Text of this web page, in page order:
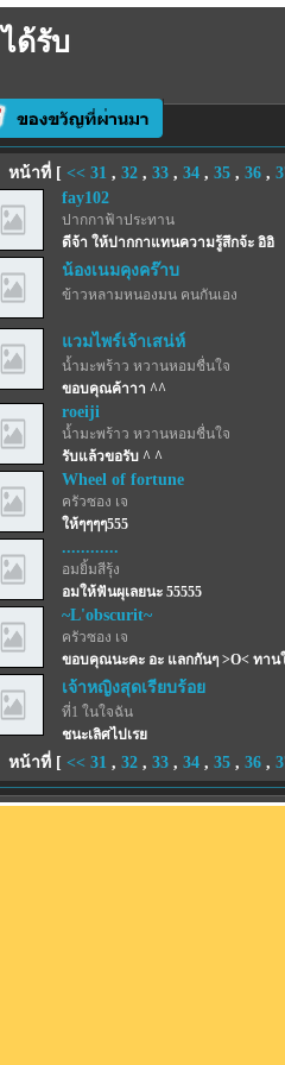
ได้รับ
หน้าที่ [ << 31 , 32, 33, 34, 35, 36,
fay102
ปากกาฟ้าประทาน
ดีจ้า ให้ปากกาแทนความรู้สึกจ้ะ อิอิ
น้องเนมคุงคร๊าบ
ข้าวหลามหนองมน คนกันเอง
แวมไพร์เจ้าเสน่ห์
น้ำมะพร้าว หวานหอมชื่นใจ
ขอบคุณค้าาา ^^
roeiji
น้ำมะพร้าว หวานหอมชื่นใจ
รับแล้วขอรับ ^ ^
Wheel of fortune
ครัวซอง เจ
ให้ๆๆๆๆ555
............
อมยิ้มสีรุ้ง
อมให้ฟันผุเลยนะ 55555
~L'obscurit~
ครัวซอง เจ
ขอบคุณนะคะ อะ แลกกันๆ >O< ทาน
เจ้าหญิงสุดเรียบร้อย
ที่1 ในใจฉัน
ชนะเลิศไปเรย
หน้าที่ [ << 31 , 32, 33, 34, 35, 36,